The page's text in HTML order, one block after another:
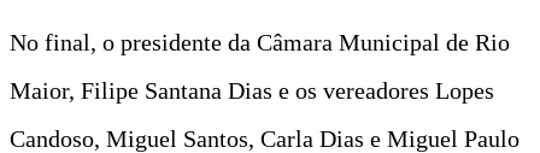
No final, o presidente da Câmara Municipal de Rio
Maior, Filipe Santana Dias e os vereadores Lopes
Candoso, Miguel Santos, Carla Dias e Miguel Paulo